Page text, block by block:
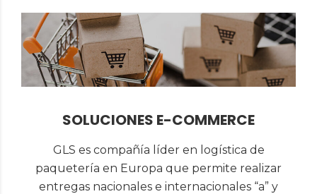
SOLUCIONES E-COMMERCE
GLS es compañía líder en logística de
paquetería en Europa que permite realizar
entregas nacionales e internacionales “a” y